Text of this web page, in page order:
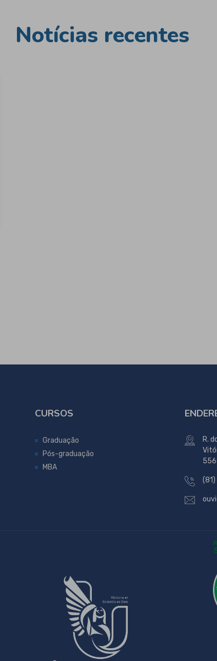
Notícias recentes
CURSOS
Graduação
Pós-graduação
MBA
R.